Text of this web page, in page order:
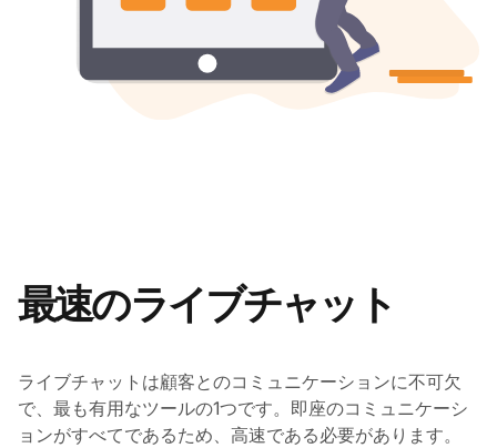
最速のライブチャット
ライブチャットは顧客とのコミュニケーションに不可欠
で、最も有用なツールの1つです。即座のコミュニケーシ
ョンがすべてであるため、高速である必要があります。